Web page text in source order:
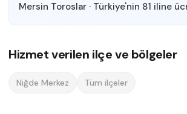
Mersin Toroslar · Türkiye'nin 81 iline
Hizmet verilen ilçe ve bölgeler
Niğde Merkez Tüm ilçeler